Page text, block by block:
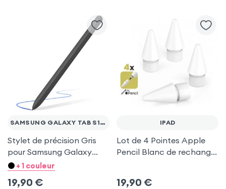
SAMSUNG GALAXY TAB S10 / S9
Stylet de précision Gris
pour Samsung Galaxy
Tab S9 et S10 (tous
+ 1 couleur
19,90 €
IPAD
Lot de 4 Pointes Apple
Pencil Blanc de rechange
19,90 €